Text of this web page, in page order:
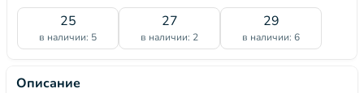
25
в наличии: 5
27
в наличии: 2
29
в наличии: 6
Описание